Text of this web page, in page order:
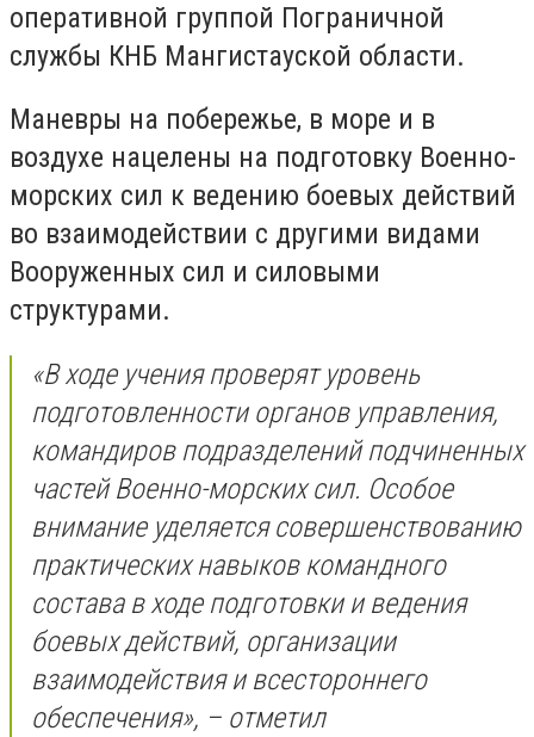
оперативной группой Пограничной
службы КНБ Мангистауской области.
Маневры на побережье, в море и в
воздухе нацелены на подготовку Военно-
морских сил к ведению боевых действий
во взаимодействии с другими видами
Вооруженных сил и силовыми
структурами.
«В ходе учения проверят уровень
подготовленности органов управления,
командиров подразделений подчиненных
частей Военно-морских сил. Особое
внимание уделяется совершенствованию
практических навыков командного
состава в ходе подготовки и ведения
боевых действий, организации
взаимодействия и всестороннего
обеспечения», – отметил